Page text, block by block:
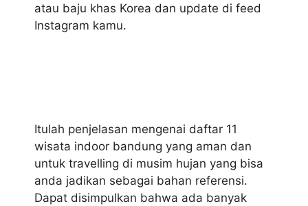
atau baju khas Korea dan update di feed
Instagram kamu.
Itulah penjelasan mengenai daftar 11
wisata indoor bandung yang aman dan
untuk travelling di musim hujan yang bisa
anda jadikan sebagai bahan referensi.
Dapat disimpulkan bahwa ada banyak